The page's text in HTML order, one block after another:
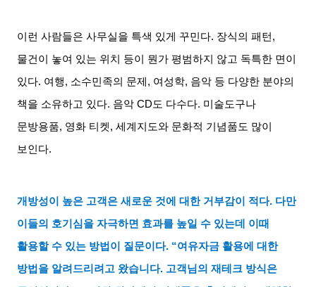
이런 사람들은 사무실을 특색 있게 꾸민다. 장식의 패턴,
물건이 놓여 있는 위치 등이 뭔가 평범하지 않고 독특한 면이
있다. 여행, 소수민족의 문제 , 여성학, 음악 등 다양한 분야의
책을 소유하고 있다. 음악 CD도 다수다. 미술도구나
문방용품, 영화 티켓,세계지도와 문화적 기념품도 많이
보인다.
개방성이 높은 고객은 새로운 것에 대한 거부감이 적다. 다만
이들의 호기심을 자극하면 효과를 높일 수 있는데 이때
활용할 수 있는 방법이 질문이다. “여유자금 활용에 대한
방법을 알려드리려고 왔습니다. 고객님의 재테크 방식은